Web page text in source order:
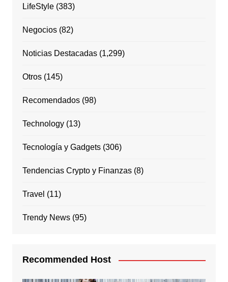
LifeStyle(383)
Negocios(82)
Noticias Destacadas(1,299)
Otros(145)
Recomendados(98)
Technology(13)
Tecnología y Gadgets(306)
Tendencias Crypto y Finanzas(8)
Travel (11)
Trendy News(95)
Recommended Host